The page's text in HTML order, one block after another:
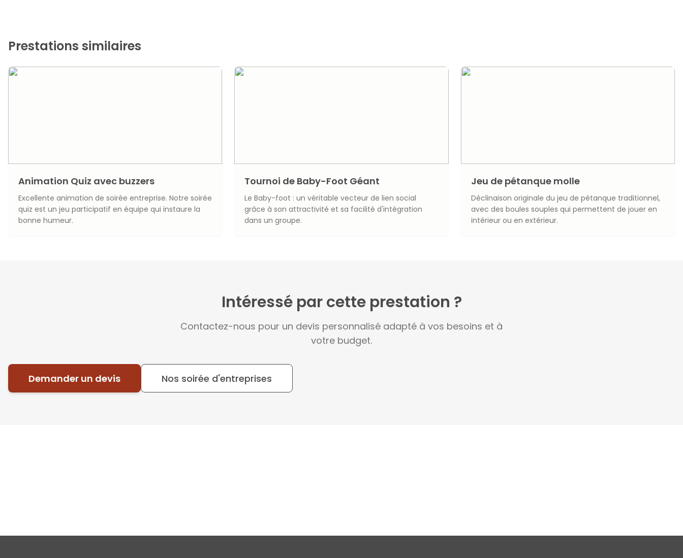
Prestations similaires
Animation Quiz avec buzzers
Excellente animation de soirée entreprise. Notre soirée
quiz est un jeu participatif en équipe qui instaure la
bonne humeur.
Tournoi de Baby-Foot Géant
Le Baby-foot : un véritable vecteur de lien social
grâce à son attractivité et sa facilité d'intégration
dans un groupe.
Jeu de pétanque molle
Déclinaison originale du jeu de pétanque traditionnel,
avec des boules souples qui permettent de jouer en
intérieur ou en extérieur.
Intéressé par cette prestation ?
Contactez-nous pour un devis personnalisé adapté à vos besoins et à
votre budget.
Demander un devis Nos soirée d'entreprises